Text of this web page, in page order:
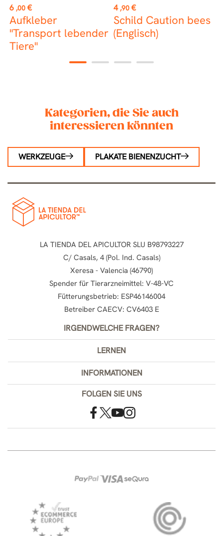
Preis
6 ,00 €
Aufkleber
"Transport lebender
Tiere"
Preis
4 ,90 €
Schild Caution bees
(Englisch)
1 2 3 4
Kategorien, die Sie auch
interessieren könnten
WERKZEUGE PLAKATE BIENENZUCHT
LA TIENDA DEL APICULTOR SLU B98793227
C/ Casals, 4 (Pol. Ind. Casals)
Xeresa - Valencia (46790)
Spender für Tierarzneimittel: V-48-VC
Fütterungsbetrieb: ESP46146004
Betreiber CAECV: CV6403 E
IRGENDWELCHE FRAGEN?
LERNEN
INFORMATIONEN
FOLGEN SIE UNS